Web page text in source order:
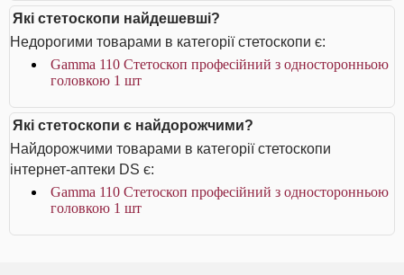
Які стетоскопи найдешевші?
Недорогими товарами в категорії стетоскопи є:
Gamma 110 Стетоскоп професійний з односторонньою
головкою 1 шт
Які стетоскопи є найдорожчими?
Найдорожчими товарами в категорії стетоскопи
інтернет-аптеки DS є:
Gamma 110 Стетоскоп професійний з односторонньою
головкою 1 шт